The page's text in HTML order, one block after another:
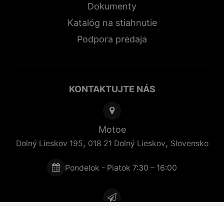
Dokumenty
Katalóg na stiahnutie
Podpora predaja
KONTAKTUJTE NÁS
Motoe
Dolný Lieskov 195, 018 21 Dolný Lieskov, Slovensko
Pondelok - Piatok 7:30 – 16:00